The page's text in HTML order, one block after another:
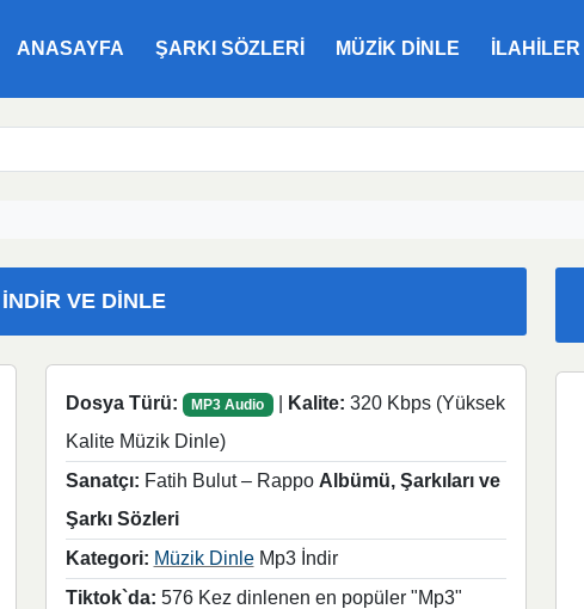
ANASAYFA ŞARKI SÖZLERI MÜZIK DINLE ILAHILER
VE DINLE
Dosya Türü: MP3 Audio Kalite: 320 Kbps (Yüksek
Kalite Müzik Dinle)
Sanatçı: Fatih Bulut – Rappo Albümü, Şarkıları ve
Şarkı Sözleri
Kategori: Müzik DinleMp3 İndir
Tiktok`da: 576 Kez dinlenen en popüler "Mp3"